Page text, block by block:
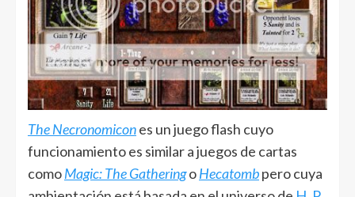
The Necronomicones un juego flash cuyo
funcionamiento es similar a juegos de cartas
comoMagic: The GatheringoHecatombpero cuya